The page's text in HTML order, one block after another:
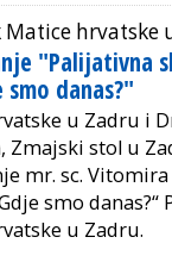
Matice hrvatske
"Palijativna
danas?"
u Zadru i
Zmajski stol u
mr. sc.
smo
u Zadru.